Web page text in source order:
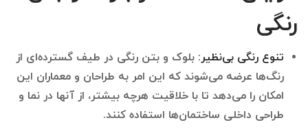
رنگی
تنوع رنگی بی‌نظیر: بلوک و بتن رنگی در طیف گسترده‌ای از
رنگ‌ها عرضه می‌شوند که این امر به طراحان و معماران این
امکان را می‌دهد تا با خلاقیت هرچه بیشتر، از آنها در نما و
طراحی داخلی ساختمان‌ها استفاده کنند.